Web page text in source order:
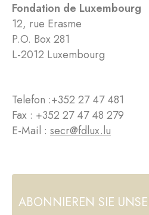
Fondation de Luxembourg
12, rue Erasme
P.O. Box 281
L-2012 Luxembourg
Telefon :+352 27 47 481
Fax : +352 27 47 48 279
E-Mail : secr@fdlux.lu
ABONNIEREN SIE